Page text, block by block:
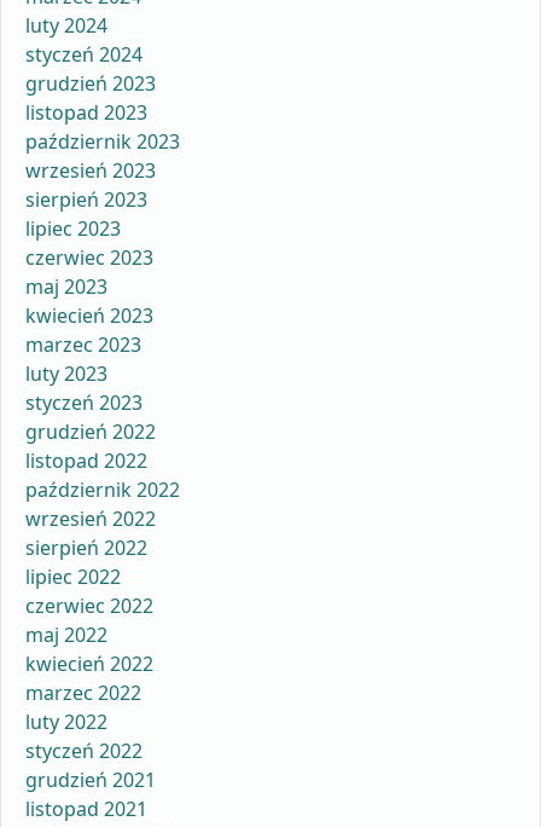
luty 2024
styczeń 2024
grudzień 2023
listopad 2023
październik 2023
wrzesień 2023
sierpień 2023
lipiec 2023
czerwiec 2023
maj 2023
kwiecień 2023
marzec 2023
luty 2023
styczeń 2023
grudzień 2022
listopad 2022
październik 2022
wrzesień 2022
sierpień 2022
lipiec 2022
czerwiec 2022
maj 2022
kwiecień 2022
marzec 2022
luty 2022
styczeń 2022
grudzień 2021
listopad 2021